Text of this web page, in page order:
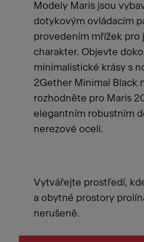
Modely Maris jsou
dotykovým ovládacím
provedením mřížek pro
charakter. Objevte
minimalistické krásy s
2Gether Minimal Black
rozhodněte pro Maris
elegantním robustním
nerezové oceli.
Vytvářejte prostředí,
a obytné prostory
nerušeně.